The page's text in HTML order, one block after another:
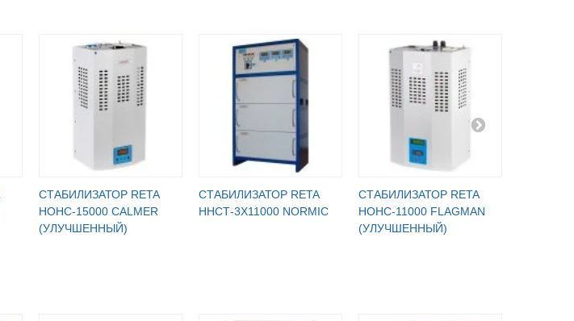
СТАБИЛИЗАТОР RETA
НОНС-15000 CALMER
(УЛУЧШЕННЫЙ)
СТАБИЛИЗАТОР RETA
ННСТ-3X11000 NORMIC
СТАБИЛИЗАТОР RETA
НОНС-11000 FLAGMAN
(УЛУЧШЕННЫЙ)